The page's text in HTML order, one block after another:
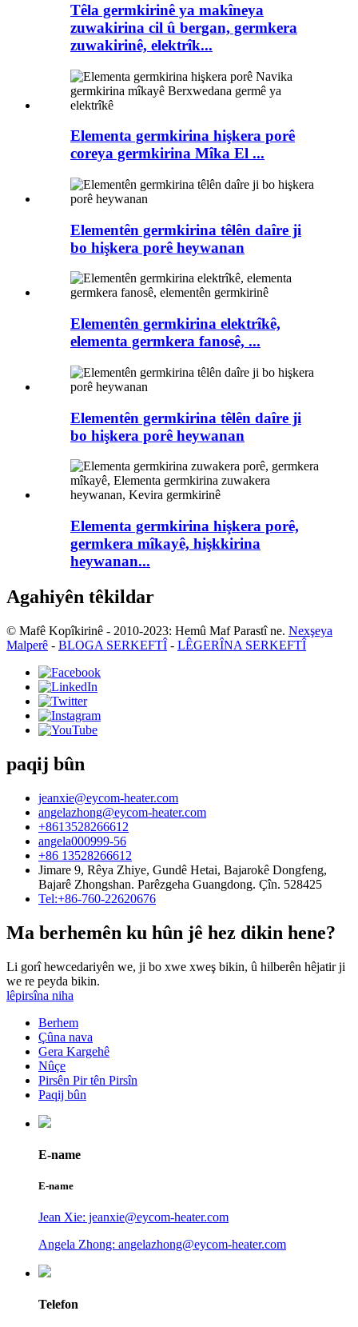
Têla germkirinê ya makîneya
zuwakirina cil û bergan, germkera
zuwakirinê, elektrîk...
Elementa germkirina hişkera porê
coreya germkirina Mîka El ...
Elementên germkirina têlên daîre ji
bo hişkera porê heywanan
Elementên germkirina elektrîkê,
elementa germkera fanosê, ...
Elementên germkirina têlên daîre ji
bo hişkera porê heywanan
Elementa germkirina hişkera porê,
germkera mîkayê, hişkkirina
heywanan...
Agahiyên têkildar
© Mafê Kopîkirinê - 2010-2023: Hemû Maf Parastî ne. Nexşeya
Malperê - BLOGA SERKEFTÎ - LÊGERÎNA SERKEFTÎ
paqij bûn
jeanxie@eycom-heater.com
angelazhong@eycom-heater.com
+8613528266612
angela000999-56
+86 13528266612
Jimare 9, Rêya Zhiye, Gundê Hetai, Bajarokê Dongfeng,
Bajarê Zhongshan. Parêzgeha Guangdong. Çîn. 528425
Tel:+86-760-22620676
Ma berhemên ku hûn jê hez dikin hene?
Li gorî hewcedariyên we, ji bo xwe xweş bikin, û hilberên hêjatir ji
we re peyda bikin.
lêpirsîna niha
Berhem
Çûna nava
Gera Kargehê
Nûçe
Pirsên Pir tên Pirsîn
Paqij bûn
E-name
E-name
Jean Xie: jeanxie@eycom-heater.com
Angela Zhong: angelazhong@eycom-heater.com
Telefon